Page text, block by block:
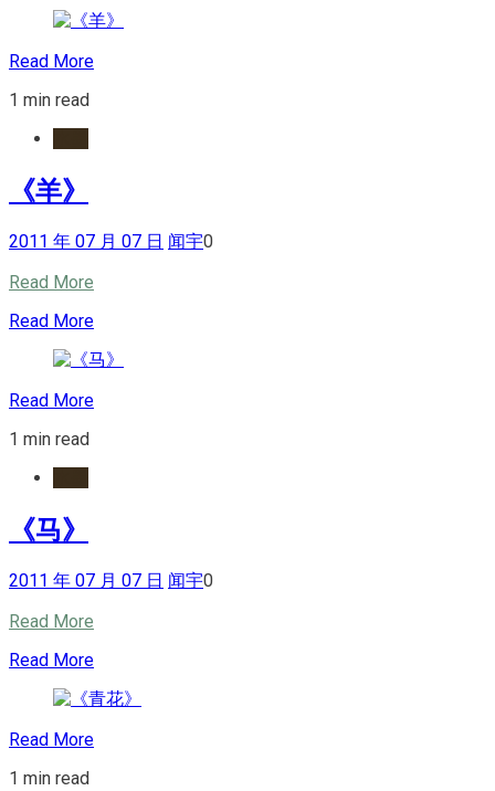
Read More
1 min read
《羊》
2011 年 07 月 07 日 闻宇0
Read More
Read More
Read More
1 min read
《马》
2011 年 07 月 07 日 闻宇0
Read More
Read More
Read More
1 min read